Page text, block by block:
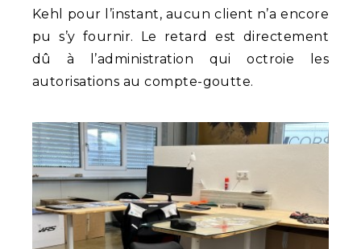
Kehl pour l’instant, aucun client n’a encore
pu s’y fournir. Le retard est directement
dû à l’administration qui octroie les
autorisations au compte-goutte.